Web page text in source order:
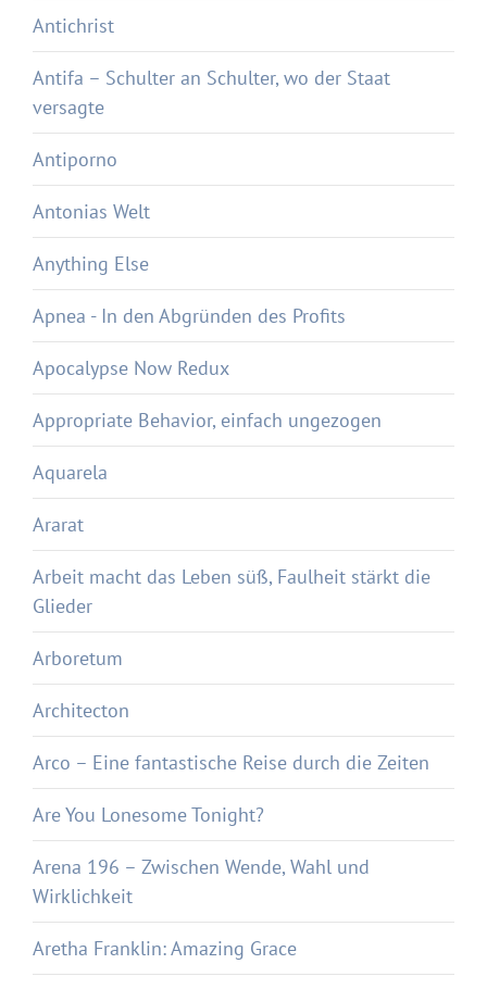
Antichrist
Antifa – Schulter an Schulter, wo der Staat
versagte
Antiporno
Antonias Welt
Anything Else
Apnea - In den Abgründen des Profits
Apocalypse Now Redux
Appropriate Behavior, einfach ungezogen
Aquarela
Ararat
Arbeit macht das Leben süß, Faulheit stärkt die
Glieder
Arboretum
Architecton
Arco – Eine fantastische Reise durch die Zeiten
Are You Lonesome Tonight?
Arena 196 – Zwischen Wende, Wahl und
Wirklichkeit
Aretha Franklin: Amazing Grace